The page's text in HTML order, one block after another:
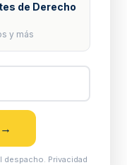
de Derecho
y más
despacho. Privacidad